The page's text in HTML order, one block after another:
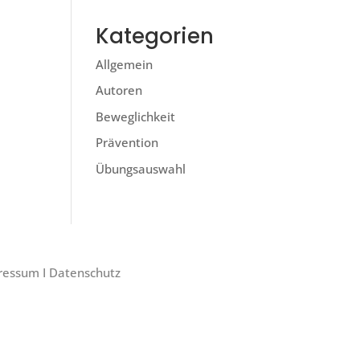
Kategorien
Allgemein
Autoren
Beweglichkeit
Prävention
Übungsauswahl
I Datenschutz